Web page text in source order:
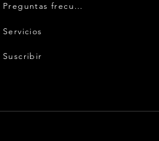
Preguntas frecuentes
Servicios
Suscribir